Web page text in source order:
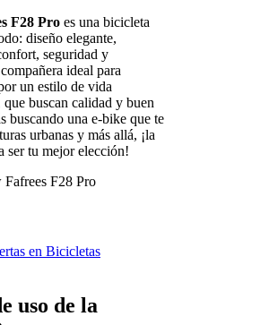
F28 Pro es una bicicleta
diseño elegante,
seguridad y
ideal para
un estilo de vida
buscan calidad y buen
buscando una e-bike que te
urbanas y más allá, ¡la
ser tu mejor elección!
en Bicicletas
uso de la